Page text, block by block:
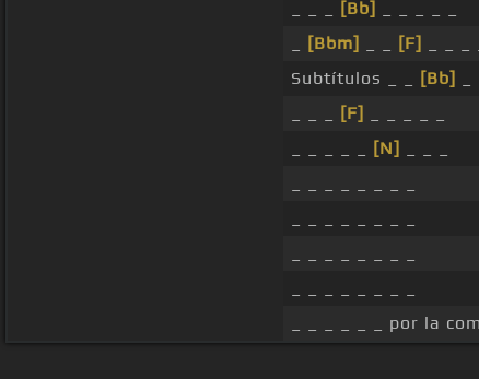
[Bb]
[Bbm] [F]
Subtítulos _ _
[Bb]
[F]
[N]
_ _ _ _ _ _ por la